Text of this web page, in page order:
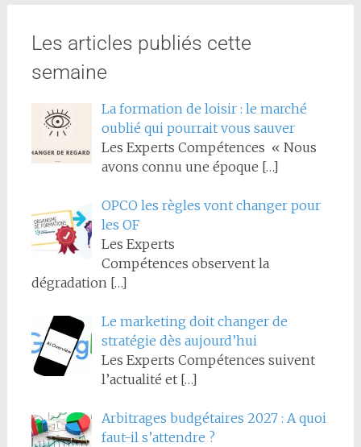
Les articles publiés cette
semaine
La formation de loisir : le marché
oublié qui pourrait vous sauver
Les Experts Compétences « Nous
avons connu une époque […]
OPCO les règles vont changer pour
les OF
Les Experts
Compétences observent la
dégradation […]
Le marketing doit changer de
stratégie dès aujourd’hui
Les Experts Compétences suivent
l’actualité et […]
Arbitrages budgétaires 2027 : A quoi
faut-il s’attendre ?